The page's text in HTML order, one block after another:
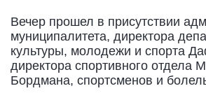
Вечер прошел в присутствии
муниципалитета, директора
культуры, молодежи и спорта
директора спортивного отдела
Бордмана, спортсменов и